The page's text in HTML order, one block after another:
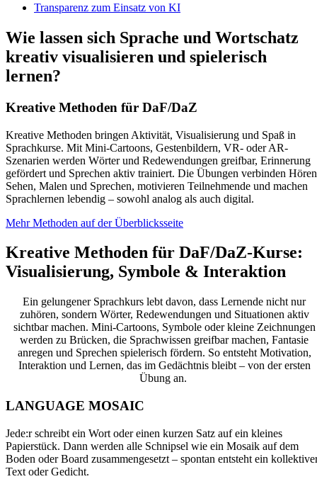
Transparenz zum Einsatz von KI
Wie lassen sich Sprache und Wortschatz
kreativ visualisieren und spielerisch
lernen?
Kreative Methoden für DaF/DaZ
Kreative Methoden bringen Aktivität, Visualisierung und Spaß in
Sprachkurse. Mit Mini-Cartoons, Gestenbildern, VR- oder AR-
Szenarien werden Wörter und Redewendungen greifbar, Erinnerung
gefördert und Sprechen aktiv trainiert. Die Übungen verbinden
Sehen, Malen und Sprechen, motivieren Teilnehmende und machen
Sprachlernen lebendig – sowohl analog als auch digital.
Mehr Methoden auf der Überblicksseite
Kreative Methoden für DaF/DaZ-Kurse:
Visualisierung, Symbole & Interaktion
Ein gelungener Sprachkurs lebt davon, dass Lernende nicht nur
zuhören, sondern Wörter, Redewendungen und Situationen aktiv
sichtbar machen. Mini-Cartoons, Symbole oder kleine Zeichnungen
werden zu Brücken, die Sprachwissen greifbar machen, Fantasie
anregen und Sprechen spielerisch fördern. So entsteht Motivation,
Interaktion und Lernen, das im Gedächtnis bleibt – von der ersten
Übung an.
LANGUAGE MOSAIC
Jede:r schreibt ein Wort oder einen kurzen Satz auf ein kleines
Papierstück. Dann werden alle Schnipsel wie ein Mosaik auf dem
Boden oder Board zusammengesetzt – spontan entsteht ein
Text oder Gedicht.